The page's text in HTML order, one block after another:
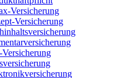
Versicherung
Versicherung